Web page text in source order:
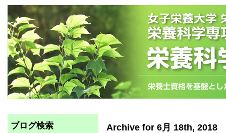
ブログ検索 Archive for 6月 18th, 2018